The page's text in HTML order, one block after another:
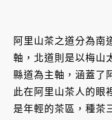
阿里山茶之道分為南
軸，北道則是以梅山
縣道為主軸，涵蓋了
此在阿里山茶人的眼
是年輕的茶區，種茶